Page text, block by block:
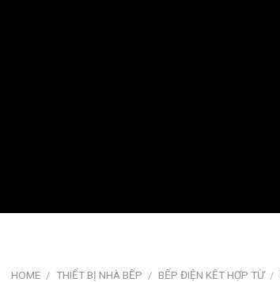
HOME / THIẾT BỊ NHÀ BẾP / BẾP ĐIỆN KẾT HỢP TỪ /